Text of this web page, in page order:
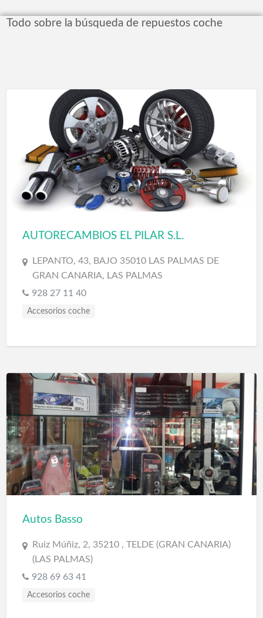
Todo sobre la búsqueda de repuestos coche
AUTORECAMBIOS EL PILAR S.L.
LEPANTO, 43, BAJO 35010 LAS PALMAS DE
GRAN CANARIA, LAS PALMAS
928 27 11 40
Accesorios coche
Autos Basso
Ruiz Múñiz, 2, 35210 , TELDE (GRAN CANARIA)
(LAS PALMAS)
928 69 63 41
Accesorios coche